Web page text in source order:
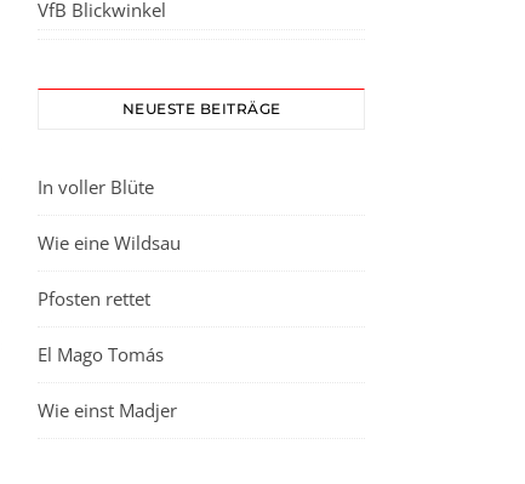
VfB Blickwinkel
NEUESTE BEITRÄGE
In voller Blüte
Wie eine Wildsau
Pfosten rettet
El Mago Tomás
Wie einst Madjer